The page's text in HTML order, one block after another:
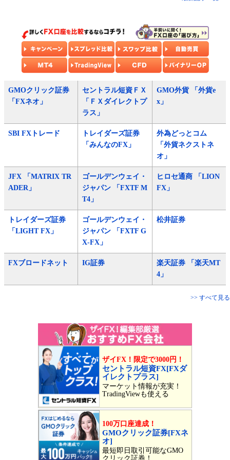
GMOクリック証券
「FXネオ」
セントラル短資ＦＸ
「ＦＸダイレクトプ
ラス」
GMO外貨 「外貨e
x」
SBI FXトレード
トレイダーズ証券
「みんなのFX」
外為どっとコム
「外貨ネクストネ
オ」
JFX 「MATRIX TR
ADER」
ゴールデンウェイ・
ジャパン 「FXTF M
T4」
ヒロセ通商 「LION
FX」
トレイダーズ証券
「LIGHT FX」
ゴールデンウェイ・
ジャパン 「FXTF G
X-FX」
松井証券
FXブロードネット IG証券
楽天証券 「楽天MT
4」
>> すべて見る
ザイFX！限定で3000円！
セントラル短資FX[FXダ
イレクトプラス]
マーケット情報が充実！
TradingViewも使える
100万口座達成！
GMOクリック証券[FXネ
オ]
最短即日取引可能なGMO
クリック証券！